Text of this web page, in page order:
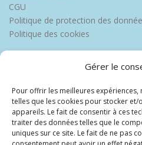
Gérer le
Pour offrir les meilleures
telles que les cookies pour stocker
appareils. Le fait de consentir à ces
traiter des données telles que le
uniques sur ce site. Le fait de ne pas
CGU
Politique de protection des
Politique des cookies